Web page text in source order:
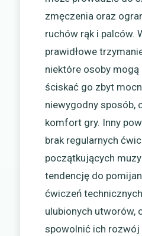
zmęczenia oraz
ruchów rąk i palców.
prawidłowe
niektóre osoby
ściskać go zbyt
niewygodny sposób,
komfort gry. Inny
brak regularnych
początkujących
tendencję do
ćwiczeń
ulubionych utworów,
spowolnić ich